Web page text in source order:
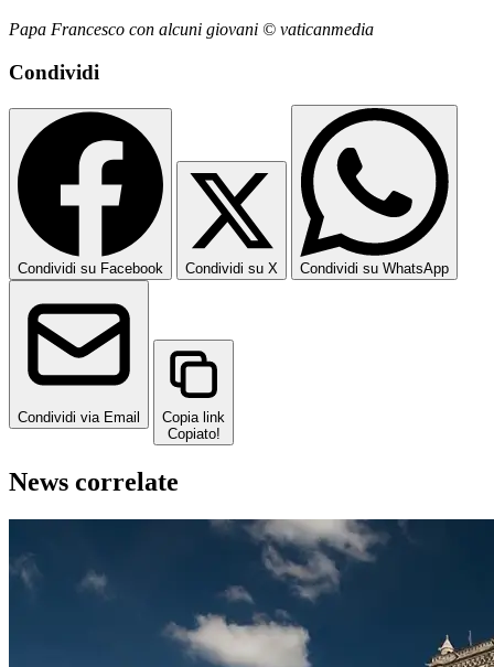
Papa Francesco con alcuni giovani © vaticanmedia
Condividi
Condividi su Facebook Condividi su X Condividi su WhatsApp
Condividi via Email
Copia link
Copiato!
News correlate